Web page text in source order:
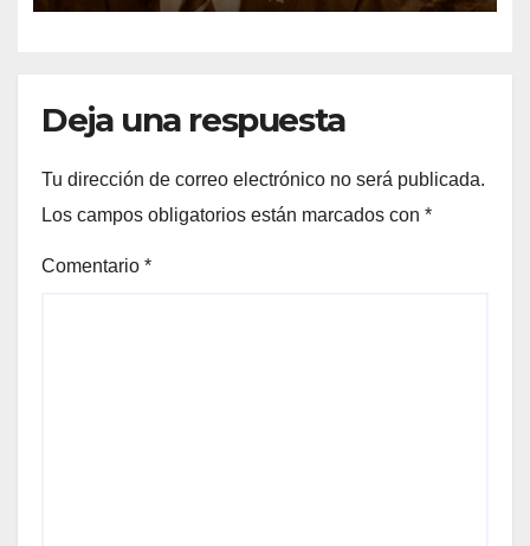
Deja una respuesta
Tu dirección de correo electrónico no será publicada.
Los campos obligatorios están marcados con *
Comentario *